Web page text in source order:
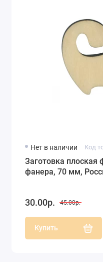
Нет в наличии Код
Заготовка плоская
фанера, 70 мм,
30.00р. 45.00р.
Купить